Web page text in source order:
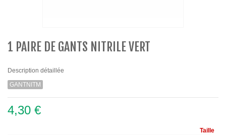
1 PAIRE DE GANTS NITRILE VERT
Description détaillée
GANTNITM
4,30 €
Taille